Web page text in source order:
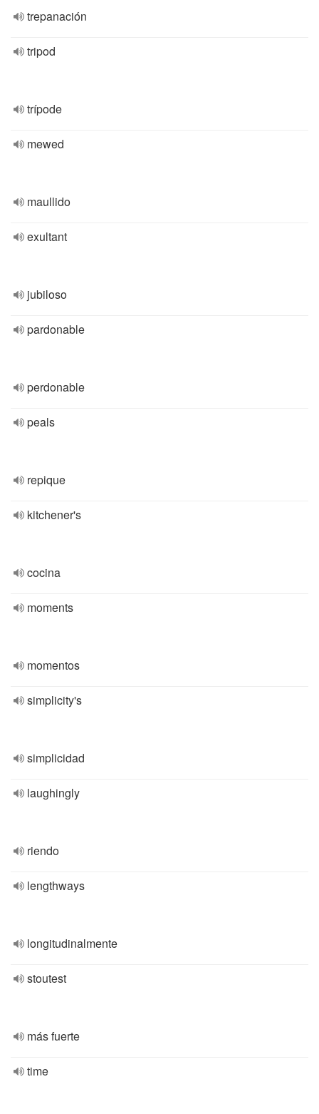
trepanación
tripod
trípode
mewed
maullido
exultant
jubiloso
pardonable
perdonable
peals
repique
kitchener's
cocina
moments
momentos
simplicity's
simplicidad
laughingly
riendo
lengthways
longitudinalmente
stoutest
más fuerte
time